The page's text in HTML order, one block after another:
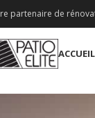
partenaire de
ACCUEIL